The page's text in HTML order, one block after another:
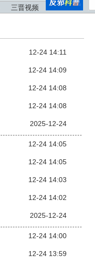
三晋视频
12-24 14:11
12-24 14:09
12-24 14:08
12-24 14:08
2025-12-24
12-24 14:05
12-24 14:05
12-24 14:03
12-24 14:02
2025-12-24
12-24 14:00
12-24 13:59